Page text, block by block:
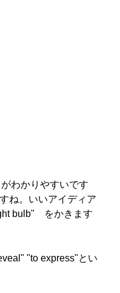
わかりやすいです
ね。いいアイディア
bulb" をかきます
"to express"とい